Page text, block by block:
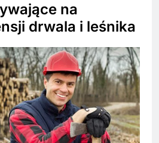
na
drwala i leśnika